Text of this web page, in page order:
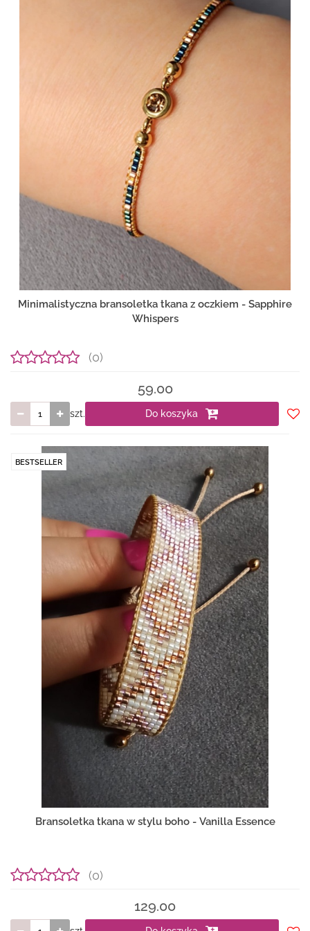
Minimalistyczna bransoletka tkana z oczkiem - Sapphire
Whispers
(0)
59.00
szt. Do koszyka
BESTSELLER
Bransoletka tkana w stylu boho - Vanilla Essence
(0)
129.00